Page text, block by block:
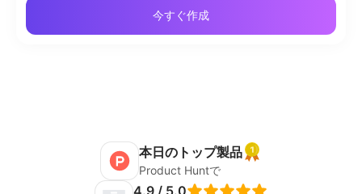
今すぐ作成
本日のトップ製品
Product Huntで
4.9 / 5.0